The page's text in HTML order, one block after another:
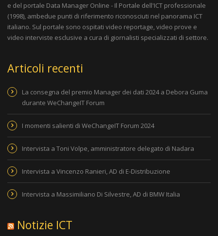
e del portale Data Manager Online - Il Portale dell'ICT professionale
(1998), ambedue punti di riferimento riconosciuti nel panorama ICT
italiano. Sul portale sono ospitati video reportage, video prove e
video interviste esclusive a cura di giornalisti specializzati di settore.
Articoli recenti
La consegna del premio Manager dei dati 2024 a Debora Guma
durante WeChangeIT Forum
I momenti salienti di WeChangeIT Forum 2024
Intervista a Toni Volpe, amministratore delegato di Nadara
Intervista a Vincenzo Ranieri, AD di E-Distribuzione
Intervista a Massimiliano Di Silvestre, AD di BMW Italia
Notizie ICT